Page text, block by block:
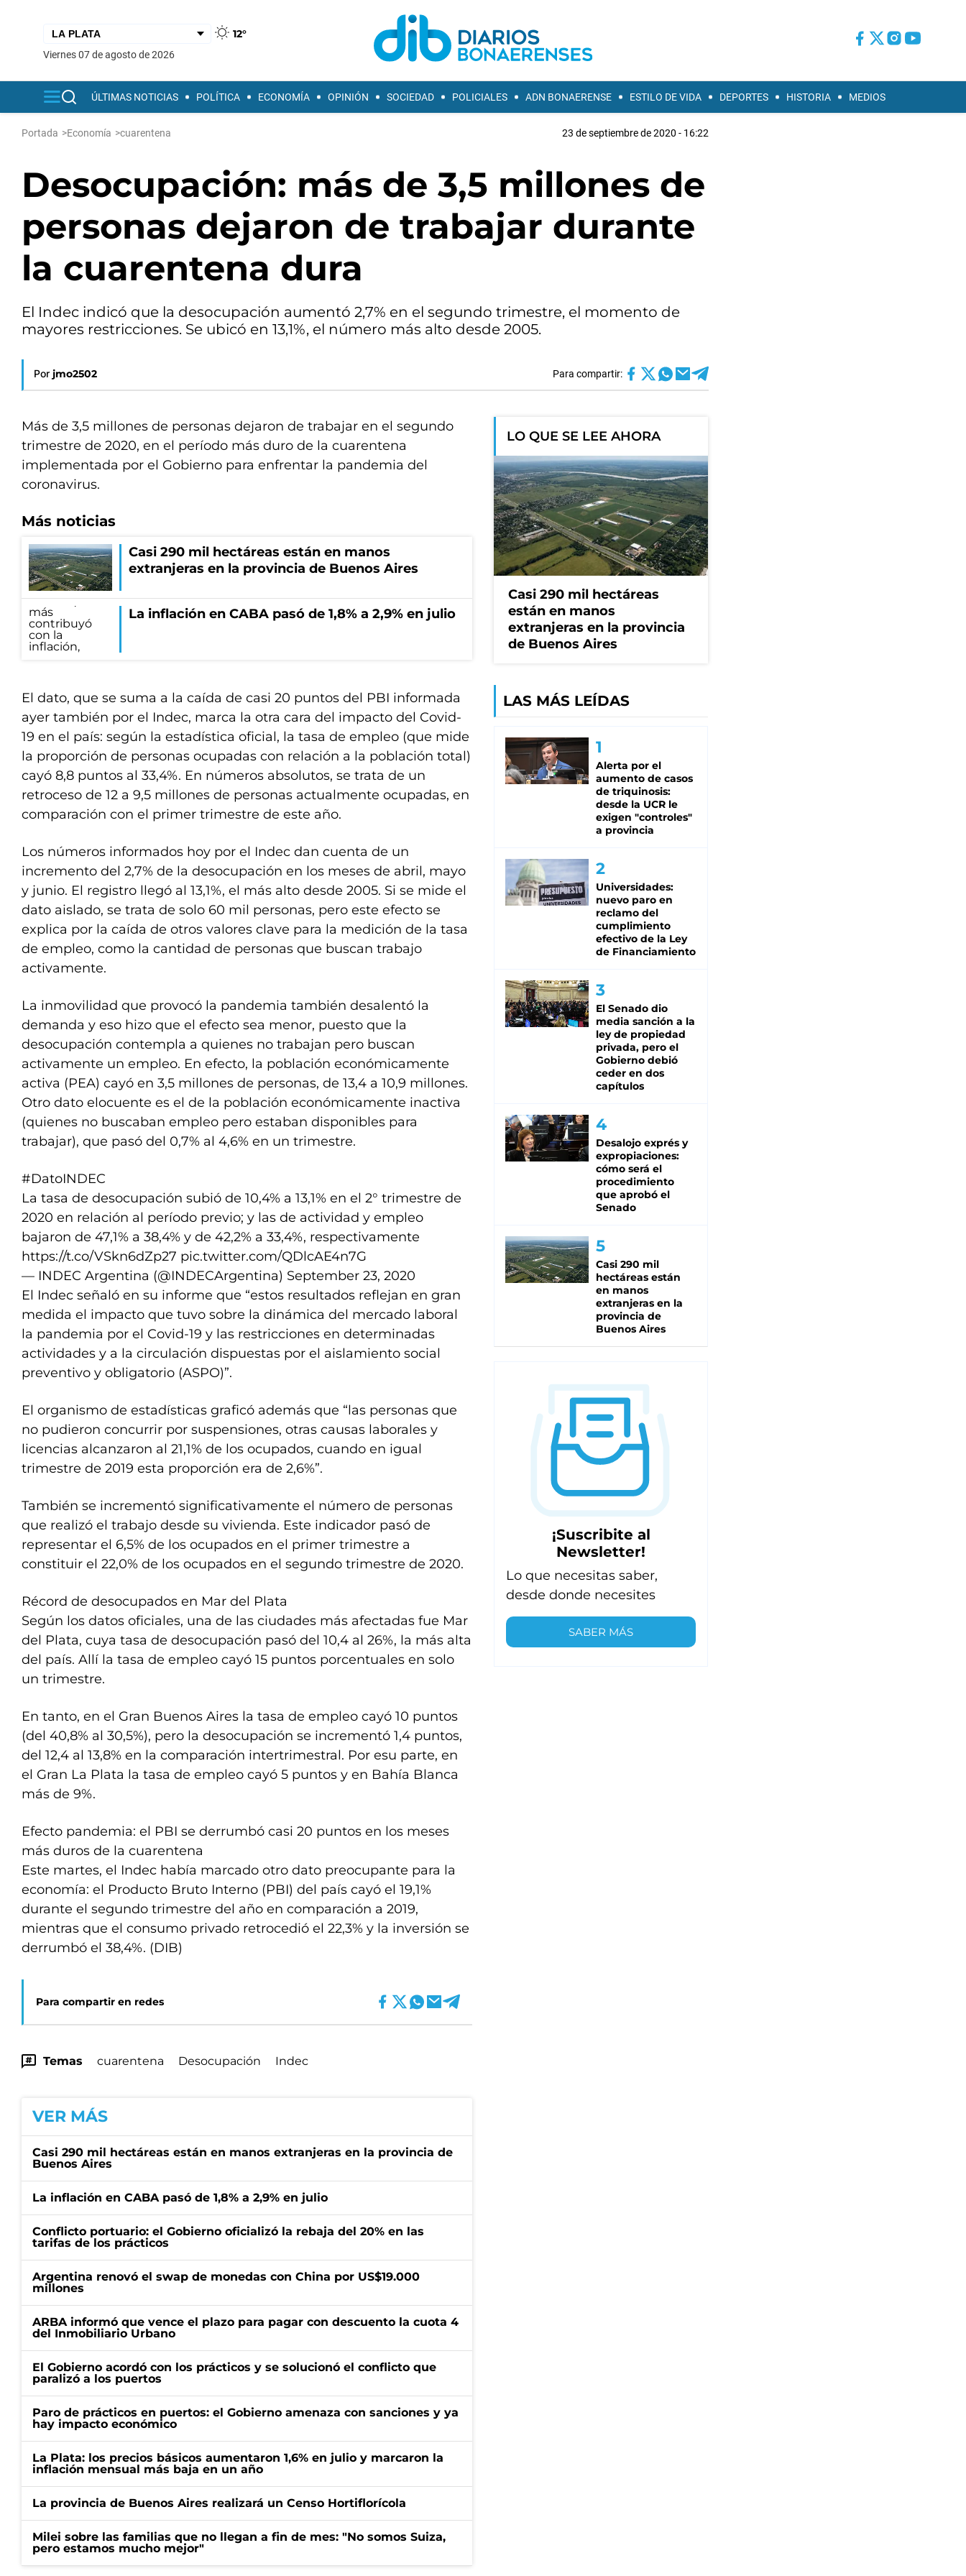
12°
viernes 07 de agosto de 2026
ÚLTIMAS NOTICIAS POLÍTICA ECONOMÍA OPINIÓN SOCIEDAD POLICIALES ADN BONAERENSE ESTILO DE VIDA DEPORTES HISTORIA MEDIOS
Portada >Economía >cuarentena 23 de septiembre de 2020 - 16:22
Desocupación: más de 3,5 millones de
personas dejaron de trabajar durante
la cuarentena dura
El Indec indicó que la desocupación aumentó 2,7% en el segundo trimestre, el momento de
mayores restricciones. Se ubicó en 13,1%, el número más alto desde 2005.
Por jmo2502 Para compartir:
Más de 3,5 millones de personas dejaron de trabajar en el segundo
trimestre de 2020, en el período más duro de la cuarentena
implementada por el Gobierno para enfrentar la pandemia del
coronavirus.
Más noticias
Casi 290 mil hectáreas están en manos
extranjeras en la provincia de Buenos Aires
La inflación en CABA pasó de 1,8% a 2,9% en julio
El dato, que se suma a la caída de casi 20 puntos del PBI informada
ayer también por el Indec, marca la otra cara del impacto del Covid-
19 en el país: según la estadística oficial, la tasa de empleo (que mide
la proporción de personas ocupadas con relación a la población total)
cayó 8,8 puntos al 33,4%. En números absolutos, se trata de un
retroceso de 12 a 9,5 millones de personas actualmente ocupadas, en
comparación con el primer trimestre de este año.
Los números informados hoy por el Indec dan cuenta de un
incremento del 2,7% de la desocupación en los meses de abril, mayo
y junio. El registro llegó al 13,1%, el más alto desde 2005. Si se mide el
dato aislado, se trata de solo 60 mil personas, pero este efecto se
explica por la caída de otros valores clave para la medición de la tasa
de empleo, como la cantidad de personas que buscan trabajo
activamente.
La inmovilidad que provocó la pandemia también desalentó la
demanda y eso hizo que el efecto sea menor, puesto que la
desocupación contempla a quienes no trabajan pero buscan
activamente un empleo. En efecto, la población económicamente
activa (PEA) cayó en 3,5 millones de personas, de 13,4 a 10,9 millones.
Otro dato elocuente es el de la población económicamente inactiva
(quienes no buscaban empleo pero estaban disponibles para
trabajar), que pasó del 0,7% al 4,6% en un trimestre.
#DatoINDEC
La tasa de desocupación subió de 10,4% a 13,1% en el 2° trimestre de
2020 en relación al período previo; y las de actividad y empleo
bajaron de 47,1% a 38,4% y de 42,2% a 33,4%, respectivamente
https://t.co/VSkn6dZp27 pic.twitter.com/QDlcAE4n7G
— INDEC Argentina (@INDECArgentina) September 23, 2020
El Indec señaló en su informe que “estos resultados reflejan en gran
medida el impacto que tuvo sobre la dinámica del mercado laboral
la pandemia por el Covid-19 y las restricciones en determinadas
actividades y a la circulación dispuestas por el aislamiento social
preventivo y obligatorio (ASPO)”.
El organismo de estadísticas graficó además que “las personas que
no pudieron concurrir por suspensiones, otras causas laborales y
licencias alcanzaron al 21,1% de los ocupados, cuando en igual
trimestre de 2019 esta proporción era de 2,6%”.
También se incrementó significativamente el número de personas
que realizó el trabajo desde su vivienda. Este indicador pasó de
representar el 6,5% de los ocupados en el primer trimestre a
constituir el 22,0% de los ocupados en el segundo trimestre de 2020.
Récord de desocupados en Mar del Plata
Según los datos oficiales, una de las ciudades más afectadas fue Mar
del Plata, cuya tasa de desocupación pasó del 10,4 al 26%, la más alta
del país. Allí la tasa de empleo cayó 15 puntos porcentuales en solo
un trimestre.
En tanto, en el Gran Buenos Aires la tasa de empleo cayó 10 puntos
(del 40,8% al 30,5%), pero la desocupación se incrementó 1,4 puntos,
del 12,4 al 13,8% en la comparación intertrimestral. Por esu parte, en
el Gran La Plata la tasa de empleo cayó 5 puntos y en Bahía Blanca
más de 9%.
Efecto pandemia: el PBI se derrumbó casi 20 puntos en los meses
más duros de la cuarentena
Este martes, el Indec había marcado otro dato preocupante para la
economía: el Producto Bruto Interno (PBI) del país cayó el 19,1%
durante el segundo trimestre del año en comparación a 2019,
mientras que el consumo privado retrocedió el 22,3% y la inversión se
derrumbó el 38,4%. (DIB)
Para compartir en redes
Temas cuarentena Desocupación Indec
VER MÁS
Casi 290 mil hectáreas están en manos extranjeras en la provincia de
Buenos Aires
La inflación en CABA pasó de 1,8% a 2,9% en julio
Conflicto portuario: el Gobierno oficializó la rebaja del 20% en las
tarifas de los prácticos
Argentina renovó el swap de monedas con China por US$19.000
millones
ARBA informó que vence el plazo para pagar con descuento la cuota 4
del Inmobiliario Urbano
El Gobierno acordó con los prácticos y se solucionó el conflicto que
paralizó a los puertos
Paro de prácticos en puertos: el Gobierno amenaza con sanciones y ya
hay impacto económico
La Plata: los precios básicos aumentaron 1,6% en julio y marcaron la
inflación mensual más baja en un año
La provincia de Buenos Aires realizará un Censo Hortiflorícola
Milei sobre las familias que no llegan a fin de mes: "No somos Suiza,
pero estamos mucho mejor"
LO QUE SE LEE AHORA
Casi 290 mil hectáreas
están en manos
extranjeras en la provincia
de Buenos Aires
LAS MÁS LEÍDAS
Alerta por el
aumento de casos
de triquinosis:
desde la UCR le
exigen "controles"
a provincia
Universidades:
nuevo paro en
reclamo del
cumplimiento
efectivo de la Ley
de Financiamiento
El Senado dio
media sanción a la
ley de propiedad
privada, pero el
Gobierno debió
ceder en dos
capítulos
Desalojo exprés y
expropiaciones:
cómo será el
procedimiento
que aprobó el
Senado
Casi 290 mil
hectáreas están
en manos
extranjeras en la
provincia de
Buenos Aires
¡Suscribite al
Newsletter!
Lo que necesitas saber,
desde donde necesites
SABER MÁS